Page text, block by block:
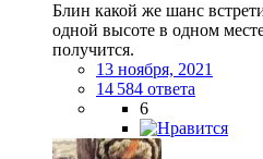
Блин какой же шанс
одной высоте в одном
получится.
13 ноября, 2021
14 584 ответа
6